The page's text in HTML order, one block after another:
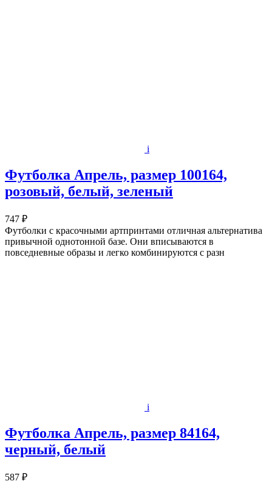
i
Футболка Апрель, размер 100164,
розовый, белый, зеленый
747 ₽
Футболки с красочными артпринтами отличная альтернатива
привычной однотонной базе. Они вписываются в
повседневные образы и легко комбинируются с разн
i
Футболка Апрель, размер 84164,
черный, белый
587 ₽